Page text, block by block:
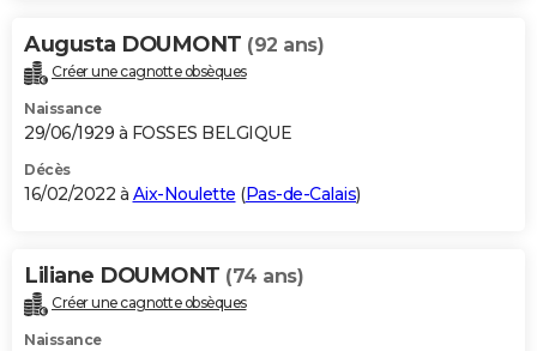
Augusta DOUMONT (92 ans)
Créer une cagnotte obsèques
Naissance
29/06/1929 à FOSSES BELGIQUE
Décès
16/02/2022 à Aix-Noulette (Pas-de-Calais)
Liliane DOUMONT (74 ans)
Créer une cagnotte obsèques
Naissance